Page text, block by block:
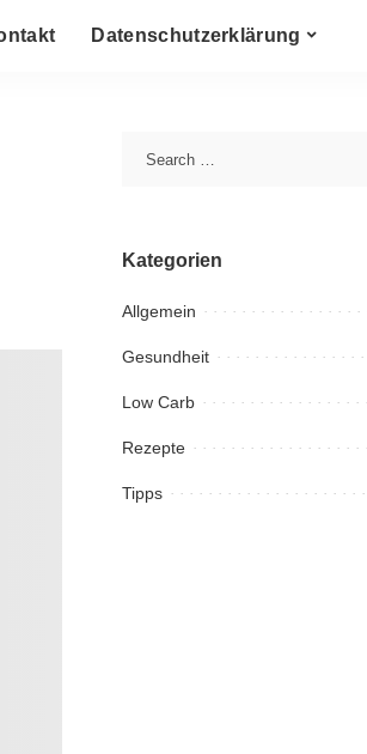
Datenschutzerklärung
Kategorien
Allgemein
Gesundheit
Low Carb
Rezepte
Tipps